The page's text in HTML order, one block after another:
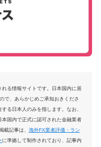
る情報サイトです。日本国内に居
で、あらかじめご承知おきくださ
る日本人のみを指します。なお、
国内で正式に認可された金融業者
載記事は、 海外FX業者評価・ラン
に準拠して制作されており、記事内